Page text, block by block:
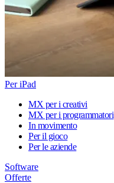
Per iPad
MX per i creativi
MX per i programmatori
In movimento
Per il gioco
Per le aziende
Software
Offerte